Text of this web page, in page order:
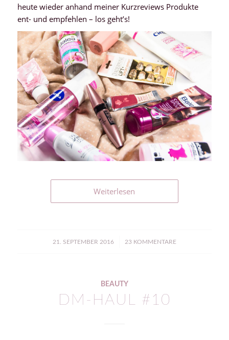
heute wieder anhand meiner Kurzreviews Produkte
ent- und empfehlen – los geht’s!
Weiterlesen
21. SEPTEMBER 2016
/ 23 KOMMENTARE
BEAUTY
DM-HAUL #10